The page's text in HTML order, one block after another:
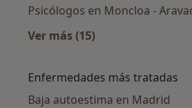
Psicólogos en Moncloa -
Ver más (15)
Enfermedades más tratadas
Baja autoestima en Madrid